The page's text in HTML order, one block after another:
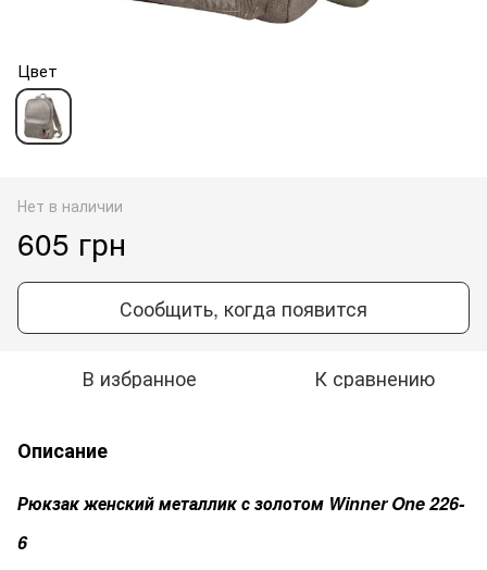
Цвет
Нет в наличии
605 грн
Сообщить, когда появится
В избранное К сравнению
Описание
Рюкзак женский металлик с золотом Winner One 226-
6